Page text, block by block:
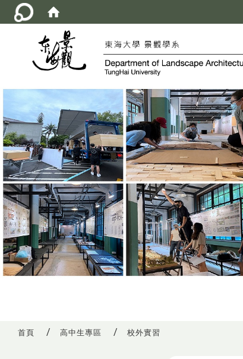
首頁 高中生專區 校外實習